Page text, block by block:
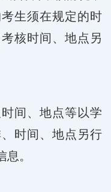
生须在规定的时
核时间、地点另
间、地点等以学
时间、地点另行
。